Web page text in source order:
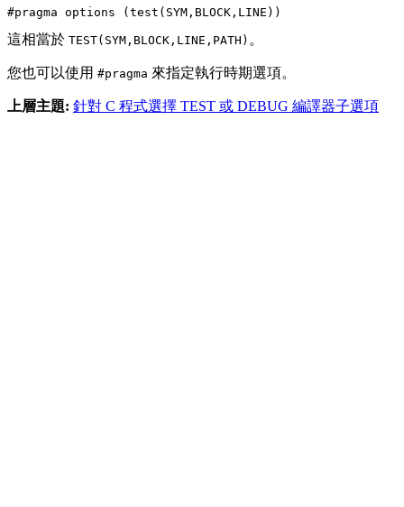
#pragma options (test(SYM,BLOCK,LINE))
這相當於 TEST(SYM,BLOCK,LINE,PATH) 。
您也可以使用 #pragma 來指定執行時期選項。
上層主題: 針對 C 程式選擇 TEST 或 DEBUG 編譯器子選項